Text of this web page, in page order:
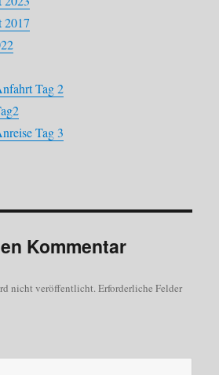
2017
Tag 2
Tag 3
Kommentar
nicht veröffentlicht. Erforderliche Felder